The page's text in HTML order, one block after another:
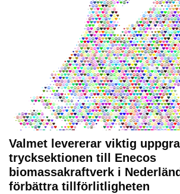
Valmet levererar viktig
trycksektionen till Enecos
biomassakraftverk i
förbättra tillförlitligheten